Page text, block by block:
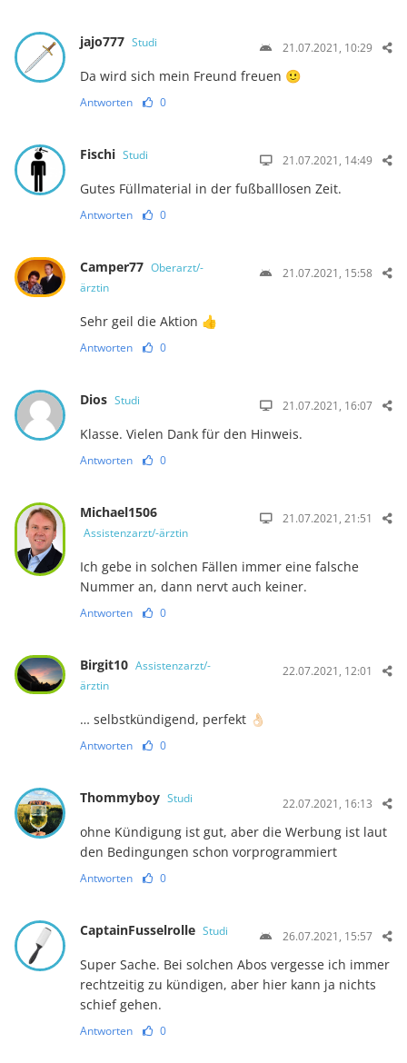
jajo777 Studi 21.07.2021, 10:29
Da wird sich mein Freund freuen 🙂
Antworten 0
Fischi Studi 21.07.2021, 14:49
Gutes Füllmaterial in der fußballlosen Zeit.
Antworten 0
Camper77 Oberarzt/-
ärztin
21.07.2021, 15:58
Sehr geil die Aktion 👍
Antworten 0
Dios Studi 21.07.2021, 16:07
Klasse. Vielen Dank für den Hinweis.
Antworten 0
Michael1506
Assistenzarzt/-ärztin
21.07.2021, 21:51
Ich gebe in solchen Fällen immer eine falsche
Nummer an, dann nervt auch keiner.
Antworten 0
Birgit10 Assistenzarzt/-
ärztin
22.07.2021, 12:01
… selbstkündigend, perfekt 👌🏻
Antworten 0
Thommyboy Studi 22.07.2021, 16:13
ohne Kündigung ist gut, aber die Werbung ist laut
den Bedingungen schon vorprogrammiert
Antworten 0
CaptainFusselrolle Studi 26.07.2021, 15:57
Super Sache. Bei solchen Abos vergesse ich immer
rechtzeitig zu kündigen, aber hier kann ja nichts
schief gehen.
Antworten 0